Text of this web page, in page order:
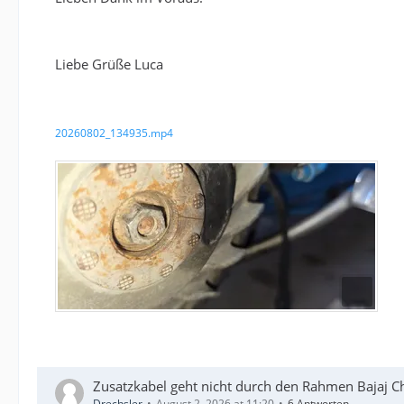
Liebe Grüße Luca
20260802_134935.mp4
Zusatzkabel geht nicht durch den Rahmen Bajaj